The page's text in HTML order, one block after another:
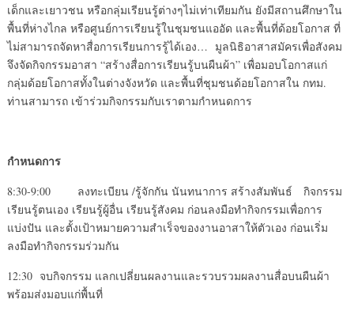
เด็กและเยาวชน หรือกลุ่มเรียนรู้ต่างๆไม่เท่าเทียมกัน ยังมีสถานศึกษาใน
พื้นที่ห่างไกล หรือศูนย์การเรียนรู้ในชุมชนแออัด และพื้นที่ด้อยโอกาส ที่
ไม่สามารถจัดหาสื่อการเรียนการรู้ได้เอง… มูลนิธิอาสาสมัครเพื่อสังคม
จึงจัดกิจกรรมอาสา “สร้างสื่อการเรียนรู้บนผืนผ้า” เพื่อมอบโอกาสแก่
กลุ่มด้อยโอกาสทั้งในต่างจังหวัด และพื้นที่ชุมชนด้อยโอกาสใน กทม.
ท่านสามารถ เข้าร่วมกิจกรรมกับเราตามกำหนดการ
กำหนดการ
8:30-9:00 ลงทะเบียน /รู้จักกัน นันทนาการ สร้างสัมพันธ์ กิจกรรม
เรียนรู้ตนเอง เรียนรู้ผู้อื่น เรียนรู้สังคม ก่อนลงมือทำกิจกรรมเพื่อการ
แบ่งปัน และตั้งเป้าหมายความสำเร็จของงานอาสาให้ตัวเอง ก่อนเริ่ม
ลงมือทำกิจกรรมร่วมกัน
12:30 จบกิจกรรม แลกเปลี่ยนผลงานและรวบรวมผลงานสื่อบนผืนผ้า
พร้อมส่งมอบแก่พื้นที่